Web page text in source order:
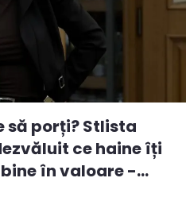
să porți? Stlista
ce haine îți
în valoare -